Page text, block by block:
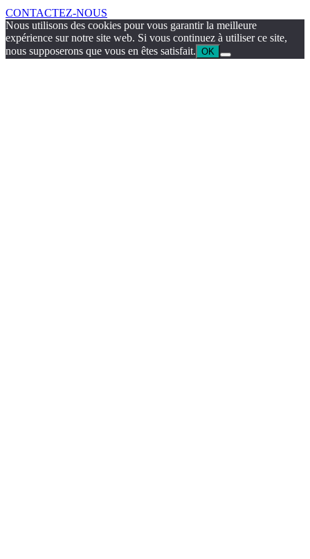
CONTACTEZ-NOUS
Nous utilisons des cookies pour vous garantir la meilleure
expérience sur notre site web. Si vous continuez à utiliser ce site,
nous supposerons que vous en êtes satisfait. OK